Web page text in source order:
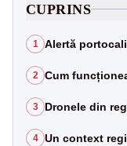
CUPRINS
1 Alertă
2 Cum
3 Dronele din
4 Un context